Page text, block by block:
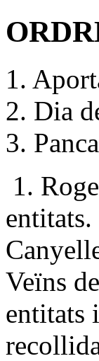
1.
2. Dia
3.
1.
Veïns
entitats